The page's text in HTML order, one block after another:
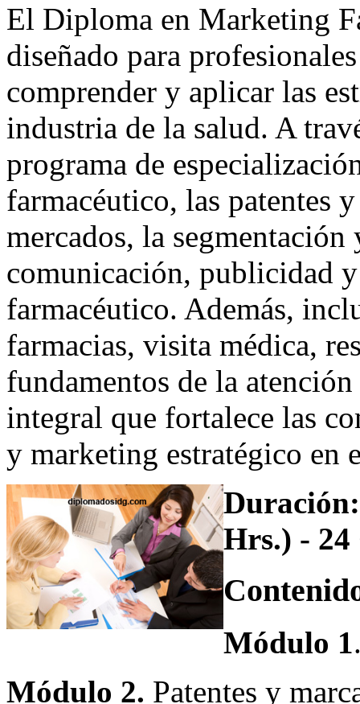
El Diploma en Marketing
diseñado para
comprender y aplicar las
industria de la salud. A
programa de
farmacéutico, las patentes
mercados, la
comunicación, publicidad
farmacéutico. Además,
farmacias, visita médica,
fundamentos de la
integral que fortalece las
y marketing estratégico en
Duración:
Hrs.) -
Módulo 1
Módulo 2. Patentes y